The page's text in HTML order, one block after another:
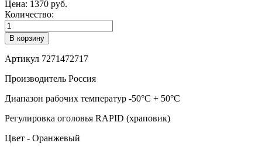
Цена: 1370 руб.
Количество:
Артикул 7271472717
Производитель Россия
Диапазон рабочих температур -50°C + 50°C
Регулировка оголовья RAPID (храповик)
Цвет - Оранжевый